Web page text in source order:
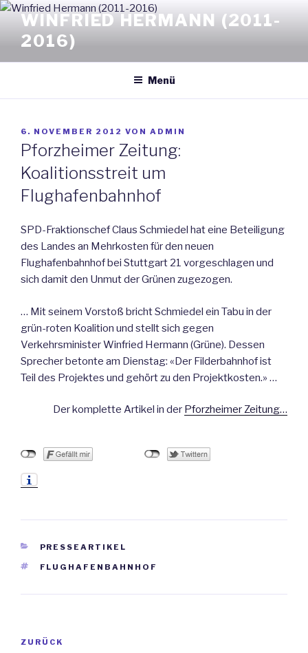
Zum
Inhalt
springen
WINFRIED HERMANN (2011-
2016)
Menü
VERÖFFENTLICHT
AM
6. NOVEMBER 2012 VON ADMIN
Pforzheimer Zeitung:
Koalitionsstreit um
Flughafenbahnhof
SPD-Fraktionschef Claus Schmiedel hat eine Beteiligung
des Landes an Mehrkosten für den neuen
Flughafenbahnhof bei Stuttgart 21 vorgeschlagen und
sich damit den Unmut der Grünen zugezogen.
… Mit seinem Vorstoß bricht Schmiedel ein Tabu in der
grün-roten Koalition und stellt sich gegen
Verkehrsminister Winfried Hermann (Grüne). Dessen
Sprecher betonte am Dienstag: «Der Filderbahnhof ist
Teil des Projektes und gehört zu den Projektkosten.» …
Der komplette Artikel in der Pforzheimer Zeitung…
KATEGORIEN
PRESSEARTIKEL
SCHLAGWÖRTER
FLUGHAFENBAHNHOF
Beitrags-
Vorheriger
ZURÜCK